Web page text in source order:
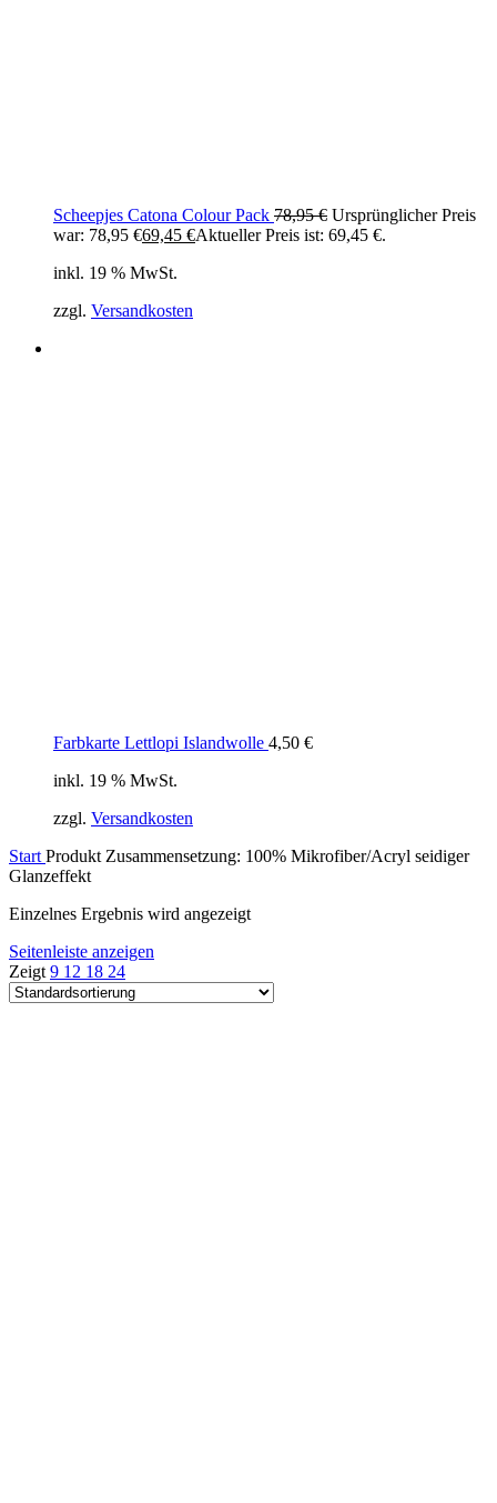
Scheepjes Catona Colour Pack 78,95€ Ursprünglicher Preis
war: 78,95 €69,45 €Aktueller Preis ist: 69,45 €.
inkl. 19 % MwSt.
zzgl. Versandkosten
Farbkarte Lettlopi Islandwolle 4,50 €
inkl. 19 % MwSt.
zzgl. Versandkosten
Start Produkt Zusammensetzung: 100% Mikrofiber/Acryl seidiger
Glanzeffekt
Einzelnes Ergebnis wird angezeigt
Seitenleiste anzeigen
Zeigt 9 12 18 24